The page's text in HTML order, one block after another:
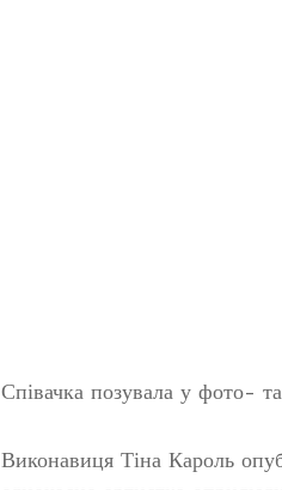
Співачка позувала у фото-
Виконавиця Тіна Кароль